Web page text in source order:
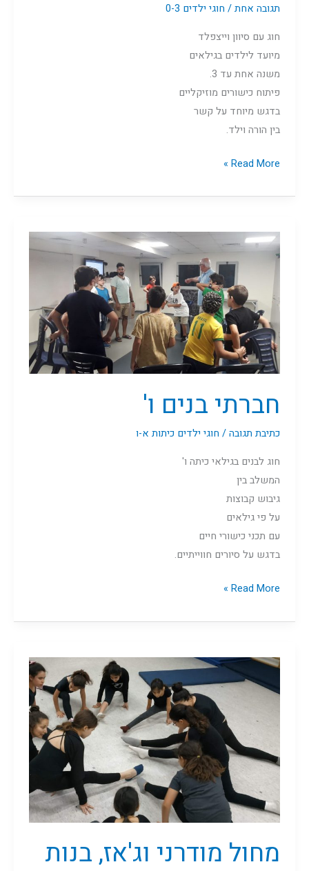
תגובה אחת/ חוגי ילדים 0-3
חוג עם סיוון וייצפלד
מיועד לילדים בגילאים
משנה אחת עד 3.
פיתוח כישורים מוזיקליים
בדגש מיוחד על קשר
בין הורה וילד.
Read More »
חברתי בנים ו'
כתיבת תגובה/ חוגי ילדים כיתות א-ו
חוג לבנים בגילאי כיתה ו'
המשלב בין
גיבוש קבוצות
על פי גילאים
עם תכני כישורי חיים
בדגש על סיורים חווייתיים.
חברתי
בנים
Read More »
מחול מודרני וג'אז, בנות
מחול
מודרני